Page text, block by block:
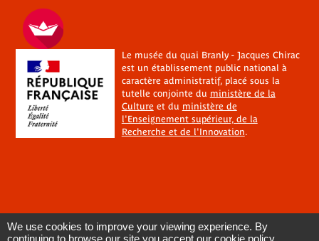
Le musée du quai Branly - Jacques Chirac
est un établissement public national à
caractère administratif, placé sous la
tutelle conjointe du ministère de la
Cultureet du ministère de
l'Enseignement supérieur, de la
Recherche et de l'Innovation.
We use cookies to improve your viewing experience. By
continuing to browse our site you accept our cookie policy.